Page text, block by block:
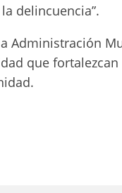
delincuencia”.
Administración
que